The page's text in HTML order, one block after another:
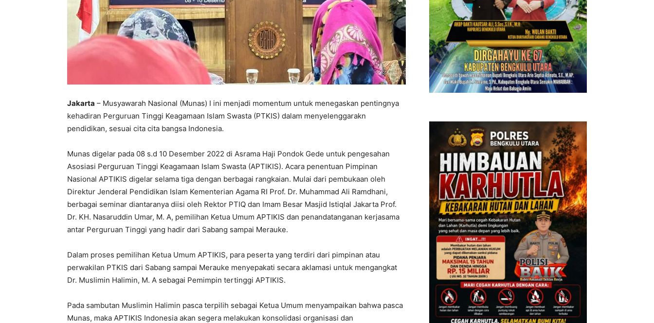
Jakarta – Musyawarah Nasional (Munas) I ini menjadi momentum untuk menegaskan pentingnya
kehadiran Perguruan Tinggi Keagamaan Islam Swasta (PTKIS) dalam menyelenggarakn
pendidikan, sesuai cita cita bangsa Indonesia.
Munas digelar pada 08 s.d 10 Desember 2022 di Asrama Haji Pondok Gede untuk pengesahan
Asosiasi Perguruan Tinggi Keagamaan Islam Swasta (APTIKIS). Acara penentuan Pimpinan
Nasional APTIKIS digelar selama tiga dengan berbagai rangkaian. Mulai dari pembukaan oleh
Direktur Jenderal Pendidikan Islam Kementerian Agama RI Prof. Dr. Muhammad Ali Ramdhani,
berbagai seminar diantaranya diisi oleh Rektor PTIQ dan Imam Besar Masjid Istiqlal Jakarta Prof.
Dr. KH. Nasaruddin Umar, M. A, pemilihan Ketua Umum APTIKIS dan penandatanganan kerjasama
antar Perguruan Tinggi yang hadir dari Sabang sampai Merauke.
Dalam proses pemilihan Ketua Umum APTIKIS, para peserta yang terdiri dari pimpinan atau
perwakilan PTKIS dari Sabang sampai Merauke menyepakati secara aklamasi untuk mengangkat
Dr. Muslimin Halimin, M. A sebagai Pemimpin tertinggi APTIKIS.
Pada sambutan Muslimin Halimin pasca terpilih sebagai Ketua Umum menyampaikan bahwa pasca
Munas, maka APTIKIS Indonesia akan segera melakukan konsolidasi organisasi dan